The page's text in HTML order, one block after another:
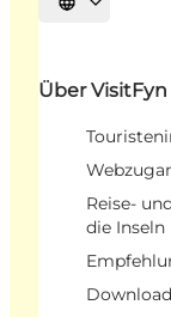
Sprache
Über VisitFyn
Reise-
die Inseln